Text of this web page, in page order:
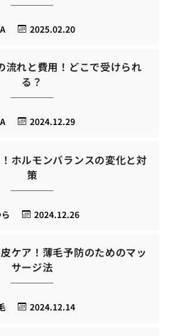
2025.02.20
流れと費用！どこで受けられ
る？
2024.12.29
ホルモンバランスの変化と対
策
2024.12.26
ケア！薄毛予防のためのマッ
サージ法
2024.12.14